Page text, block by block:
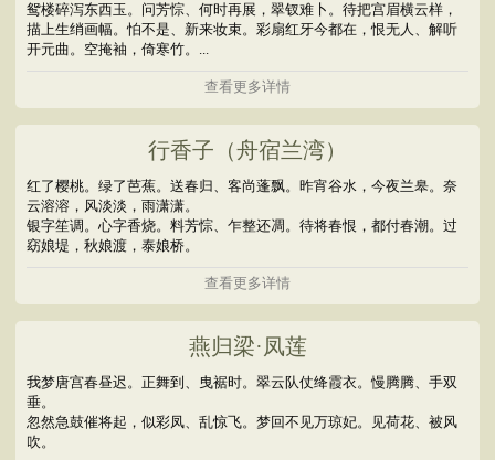
鸳楼碎泻东西玉。问芳悰、何时再展，翠钗难卜。待把宫眉横云样，
描上生绡画幅。怕不是、新来妆束。彩扇红牙今都在，恨无人、解听
开元曲。空掩袖，倚寒竹。...
查看更多详情
行香子（舟宿兰湾）
红了樱桃。绿了芭蕉。送春归、客尚蓬飘。昨宵谷水，今夜兰皋。奈
云溶溶，风淡淡，雨潇潇。
银字笙调。心字香烧。料芳悰、乍整还凋。待将春恨，都付春潮。过
窈娘堤，秋娘渡，泰娘桥。
查看更多详情
燕归梁·凤莲
我梦唐宫春昼迟。正舞到、曳裾时。翠云队仗绛霞衣。慢腾腾、手双
垂。
忽然急鼓催将起，似彩凤、乱惊飞。梦回不见万琼妃。见荷花、被风
吹。